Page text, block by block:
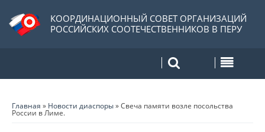
КООРДИНАЦИОННЫЙ СОВЕТ ОРГАНИЗАЦИЙ
РОССИЙСКИХ СООТЕЧЕСТВЕННИКОВ В ПЕРУ
Главная » Новости диаспоры»Свеча памяти возле посольства
России в Лиме.